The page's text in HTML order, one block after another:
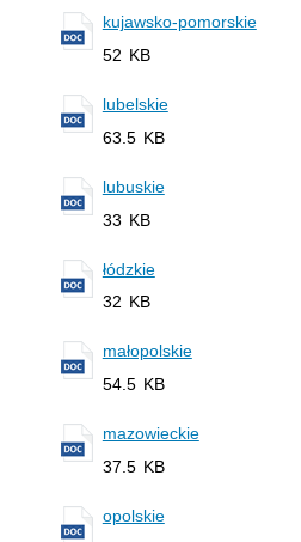
kujawsko-pomorskie
52 KB
lubelskie
63.5 KB
lubuskie
33 KB
łódzkie
32 KB
małopolskie
54.5 KB
mazowieckie
37.5 KB
opolskie